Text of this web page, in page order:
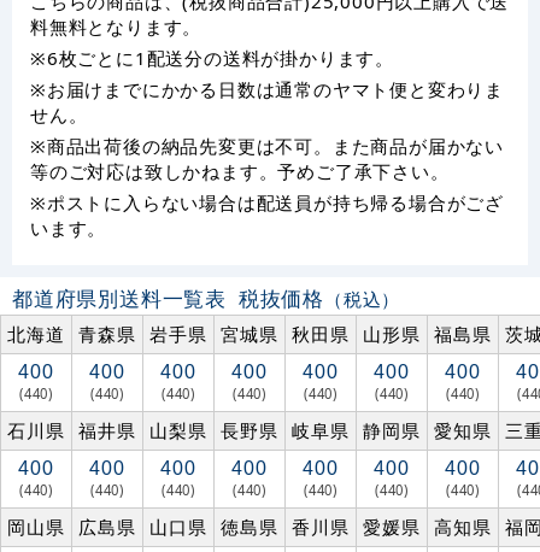
料無料となります。
※6枚ごとに1配送分の送料が掛かります。
※お届けまでにかかる日数は通常のヤマト便と変わりま
せん。
※商品出荷後の納品先変更は不可。また商品が届かない
等のご対応は致しかねます。予めご了承下さい。
※ポストに入らない場合は配送員が持ち帰る場合がござ
います。
都道府県別送料一覧表 税抜価格 （税込）
北海道
青森県 岩手県 宮城県 秋田県 山形県 福島県 茨
400
(440)
400
(440)
400
(440)
400
(440)
400
(440)
400
(440)
400
(440)
石川県 福井県 山梨県 長野県 岐阜県 静岡県 愛知県 三
400
(440)
400
(440)
400
(440)
400
(440)
400
(440)
400
(440)
400
(440)
岡山県 広島県 山口県 徳島県 香川県 愛媛県 高知県 福